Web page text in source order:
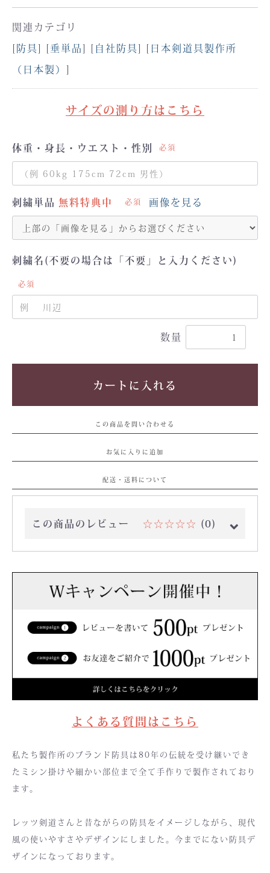
関連カテゴリ
[防具] [垂単品] [自社防具] [ 日本剣道具製作所
（日本製） ]
サイズの測り方はこちら
体重・身長・ウエスト・性別 必須
刺繍単品 必須 画像を見る
刺繍名(不要の場合は「不要」と入力ください)
必須
数量
カートに入れる
この商品を問い合わせる
お気に入りに追加
配送・送料について
この商品のレビュー ☆☆☆☆☆ (0)
よくある質問はこちら
私たち製作所のブランド防具は80年の伝統を受け継いでき
たミシン掛けや細かい部位まで全て手作りで製作されており
ます。
レッツ剣道さんと昔ながらの防具をイメージしながら、現代
風の使いやすさやデザインにしました。今までにない防具デ
ザインになっております。